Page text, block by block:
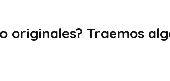
originales? Traemos